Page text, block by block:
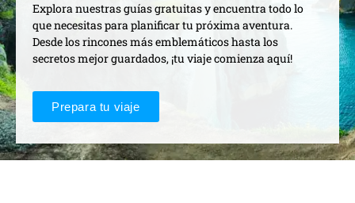
Explora nuestras guías gratuitas y encuentra todo lo
que necesitas para planificar tu próxima aventura.
Desde los rincones más emblemáticos hasta los
secretos mejor guardados, ¡tu viaje comienza aquí!
Prepara tu viaje